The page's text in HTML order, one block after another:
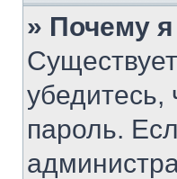
» Почему
убедитесь,
пароль.